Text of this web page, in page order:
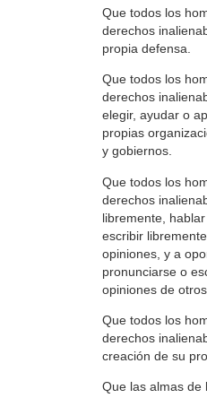
Que todos los
derechos
propia defensa.
Que todos los
derechos
elegir, ayudar o
propias
y gobiernos.
Que todos los
derechos
libremente, hablar
escribir
opiniones, y a
pronunciarse o
opiniones de otros.
Que todos los
derechos
creación de su
Que las almas de